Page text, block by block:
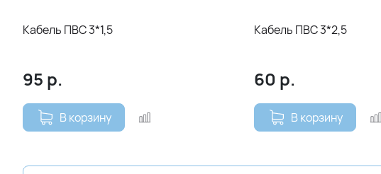
Кабель ПВС 3*1,5
95 р.
В корзину
Кабель ПВС 3*2,5
60 р.
В корзину